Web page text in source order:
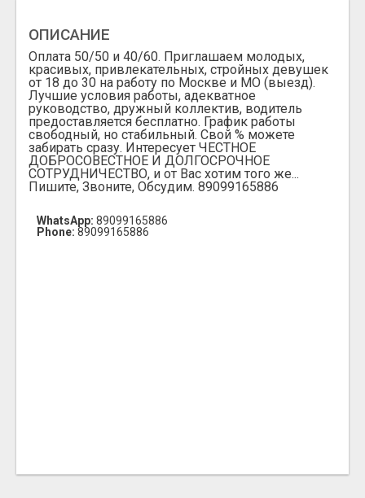
ОПИСАНИЕ
Оплата 50/50 и 40/60. Приглашаем молодых,
красивых, привлекательных, стройных девушек
от 18 до 30 на работу по Москве и МО (выезд).
Лучшие условия работы, адекватное
руководство, дружный коллектив, водитель
предоставляется бесплатно. График работы
свободный, но стабильный. Свой % можете
забирать сразу. Интересует ЧЕСТНОЕ
ДОБРОСОВЕСТНОЕ И ДОЛГОСРОЧНОЕ
СОТРУДНИЧЕСТВО, и от Вас хотим того же...
Пишите, Звоните, Обсудим. 89099165886
WhatsApp: 89099165886
Phone: 89099165886